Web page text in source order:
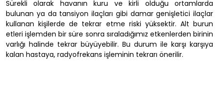
Sürekli olarak havanın kuru ve kirli olduğu ortamlarda
bulunan ya da tansiyon ilaçları gibi damar genişletici ilaçlar
kullanan kişilerde de tekrar etme riski yüksektir. Alt burun
etleri işlemden bir süre sonra sıraladığımız etkenlerden birinin
varlığı halinde tekrar büyüyebilir. Bu durum ile karşı karşıya
kalan hastaya, radyofrekans işleminin tekrarı önerilir.